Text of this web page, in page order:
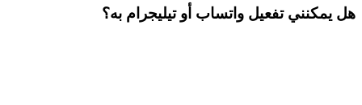
هل يمكنني تفعيل واتساب أو تيليجرام به؟